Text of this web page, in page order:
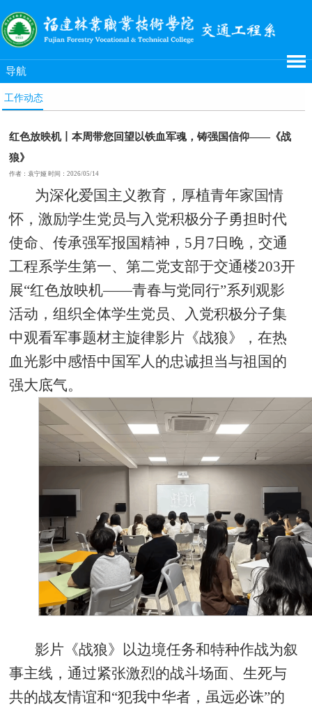
导航
工作动态
红色放映机丨本周带您回望以铁血军魂，铸强国信仰——《战
狼》
作者：袁宁娅 时间：2026/05/14
为深化爱国主义教育，厚植青年家国情
怀，激励学生党员与入党积极分子勇担时代
使命、传承强军报国精神，5月7日晚，交通
工程系学生第一、第二党支部于交通楼203开
展“红色放映机——青春与党同行”系列观影
活动，组织全体学生党员、入党积极分子集
中观看军事题材主旋律影片《战狼》，在热
血光影中感悟中国军人的忠诚担当与祖国的
强大底气。
影片《战狼》以边境任务和特种作战为叙
事主线，通过紧张激烈的战斗场面、生死与
共的战友情谊和“犯我中华者，虽远必诛”的